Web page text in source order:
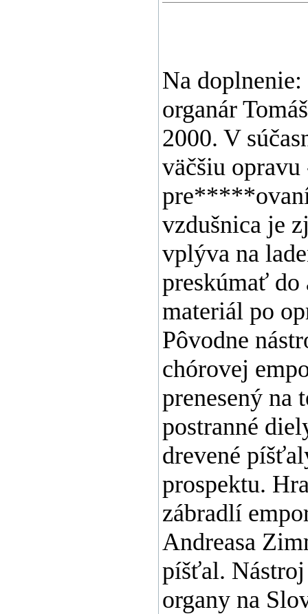
Na
organár
2000. V
väčšiu
vzdušnica je
vplýva na
preskúmať
materiál po
Pôvodne
chórovej
prenesený na
postranné
drevené
prospektu.
zábradlí
Andreasa
píšťal.
organy na